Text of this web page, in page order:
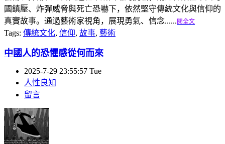
國鎮壓、炸彈威脅與死亡恐嚇下，依然堅守傳統文化與信仰的
真實故事。通過藝術家視角，展現勇氣、信念...... 閱全文
Tags: 傳統文化, 信仰, 故事, 藝術
中國人的恐懼感從何而來
2025-7-29 23:55:57 Tue
人性良知
留言